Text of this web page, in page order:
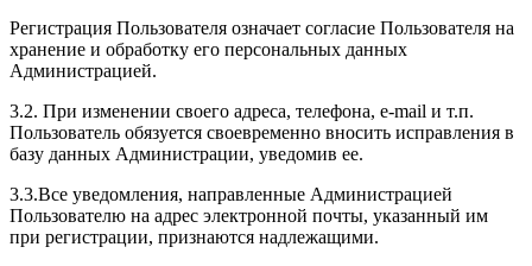
Регистрация Пользователя означает согласие Пользователя на
хранение и обработку его персональных данных
Администрацией.
3.2. При изменении своего адреса, телефона, e-mail и т.п.
Пользователь обязуется своевременно вносить исправления в
базу данных Администрации, уведомив ее.
3.3.Все уведомления, направленные Администрацией
Пользователю на адрес электронной почты, указанный им
при регистрации, признаются надлежащими.